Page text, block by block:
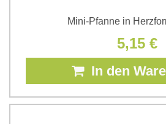
Mini-Pfanne in
5,15 €
In den